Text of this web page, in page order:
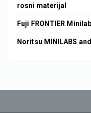
rosni materijal
Fuji FRONTIER
Noritsu MINILABS